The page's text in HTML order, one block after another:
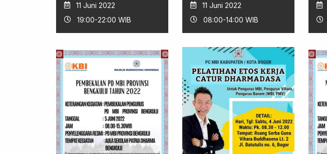
11 Juni 2022
19:00-22:00 WIB
11 Juni 2022
08:00-14:00 WIB